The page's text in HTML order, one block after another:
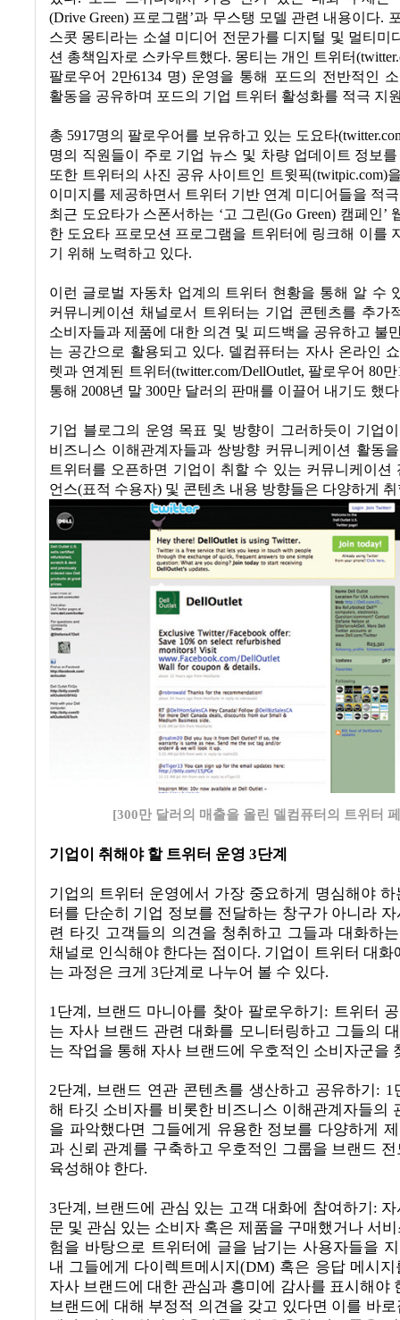
(Drive Green) 프로그램’과 무스탱 모델 관련 내용이다.
스콧 몽티라는 소셜 미디어 전문가를 디지털 및 멀티미
션 총책임자로 스카우트했다. 몽티는 개인 트위터
팔로우어 2만6134 명) 운영을 통해 포드의 전반적인
활동을 공유하며 포드의 기업 트위터 활성화를 적극 지
총 5917명의 팔로우어를 보유하고 있는 도요타
명의 직원들이 주로 기업 뉴스 및 차량 업데이트 정보
또한 트위터의 사진 공유 사이트인 트윗픽(twitpic.com)
이미지를 제공하면서 트위터 기반 연계 미디어들을 적
최근 도요타가 스폰서하는 ‘고 그린(Go Green) 캠페인’
한 도요타 프로모션 프로그램을 트위터에 링크해 이를
기 위해 노력하고 있다.
이런 글로벌 자동차 업계의 트위터 현황을 통해 알 수
커뮤니케이션 채널로서 트위터는 기업 콘텐츠를 추가
소비자들과 제품에 대한 의견 및 피드백을 공유하고 불
는 공간으로 활용되고 있다. 델컴퓨터는 자사 온라인
렛과 연계된 트위터(twitter.com/DellOutlet, 팔로우어 80만
통해 2008년 말 300만 달러의 판매를 이끌어 내기도 했다
기업 블로그의 운영 목표 및 방향이 그러하듯이 기업
비즈니스 이해관계자들과 쌍방향 커뮤니케이션 활동
트위터를 오픈하면 기업이 취할 수 있는 커뮤니케이션
언스(표적 수용자) 및 콘텐츠 내용 방향들은 다양하게
[300만 달러의 매출을 올린 델컴퓨터의 트위터
기업이 취해야 할 트위터 운영 3단계
기업의 트위터 운영에서 가장 중요하게 명심해야
터를 단순히 기업 정보를 전달하는 창구가 아니라
련 타깃 고객들의 의견을 청취하고 그들과 대화하
채널로 인식해야 한다는 점이다. 기업이 트위터 대화
는 과정은 크게 3단계로 나누어 볼 수 있다.
1단계 , 브랜드 마니아를 찾아 팔로우하기 : 트위터
는 자사 브랜드 관련 대화를 모니터링하고 그들의
는 작업을 통해 자사 브랜드에 우호적인 소비자군을
2단계 , 브랜드 연관 콘텐츠를 생산하고 공유하기 : 1
해 타깃 소비자를 비롯한 비즈니스 이해관계자들의
을 파악했다면 그들에게 유용한 정보를 다양하게
과 신뢰 관계를 구축하고 우호적인 그룹을 브랜드
육성해야 한다.
3단계 , 브랜드에 관심 있는 고객 대화에 참여하기 :
문 및 관심 있는 소비자 혹은 제품을 구매했거나 서
험을 바탕으로 트위터에 글을 남기는 사용자들을
내 그들에게 다이렉트메시지(DM) 혹은 응답 메시
자사 브랜드에 대한 관심과 흥미에 감사를 표시해야
브랜드에 대해 부정적 의견을 갖고 있다면 이를 바